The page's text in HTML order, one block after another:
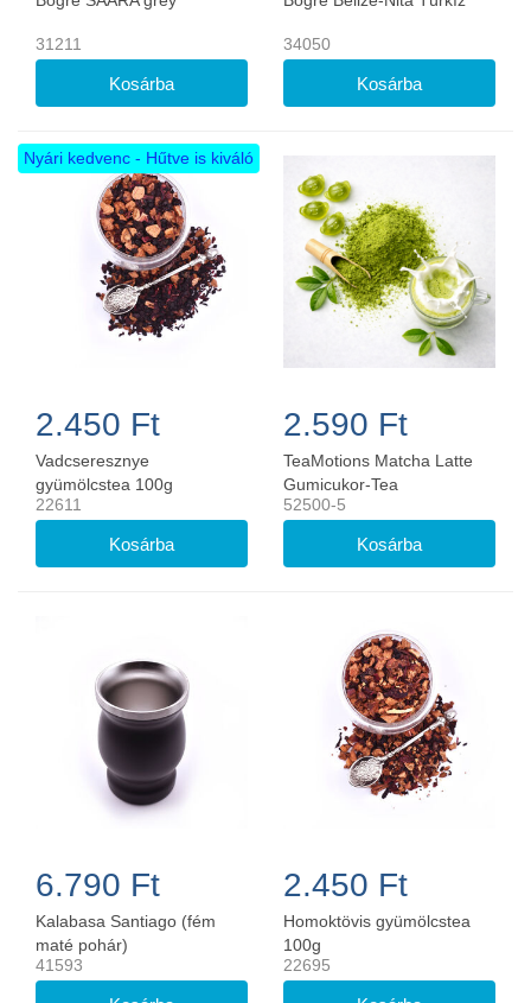
31211 34050
Nyári kedvenc - Hűtve is kiváló
2.450 Ft
Vadcseresznye
gyümölcstea 100g
22611
2.590 Ft
TeaMotions Matcha Latte
Gumicukor-Tea
52500-5
6.790 Ft
Kalabasa Santiago (fém
maté pohár)
41593
2.450 Ft
Homoktövis gyümölcstea
100g
22695